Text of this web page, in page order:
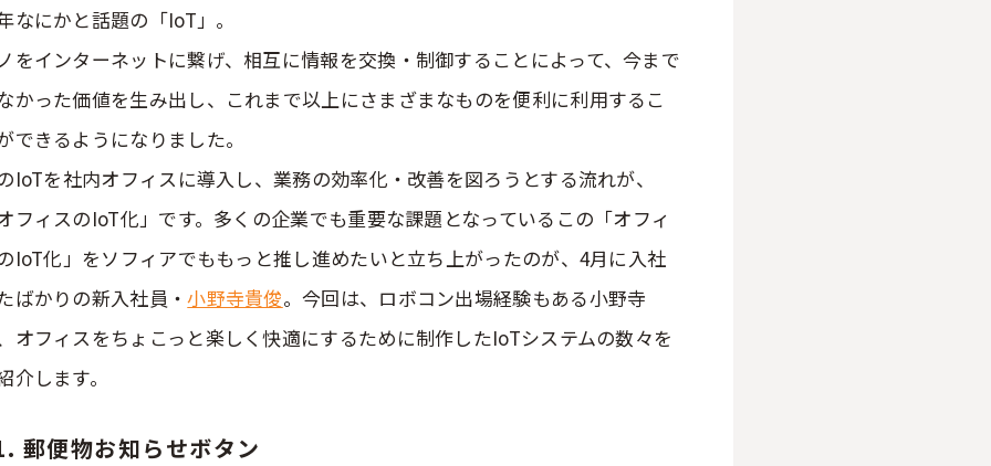
なにかと話題の「IoT」。
をインターネットに繋げ、相互に情報を交換・制御することによって、今まで
かった価値を生み出し、これまで以上にさまざまなものを便利に利用するこ
できるようになりました。
IoTを社内オフィスに導入し、業務の効率化・改善を図ろうとする流れが、
フィスのIoT化」です。多くの企業でも重要な課題となっているこの「オフィ
IoT化」をソフィアでももっと推し進めたいと立ち上がったのが、4月に入社
ばかりの新入社員・小野寺貴俊。今回は、ロボコン出場経験もある小野寺
オフィスをちょこっと楽しく快適にするために制作したIoTシステムの数々を
介します。
郵便物お知らせボタン